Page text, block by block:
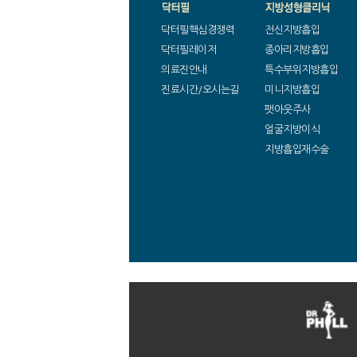
닥터필핵심경쟁력
닥터필레이저
의료진안내
진료시간/오시는길
전신지방흡입
종아리지방흡입
특수부위지방흡입
미니지방흡입
팻아웃주사
얼굴지방이식
지방흡입재수술